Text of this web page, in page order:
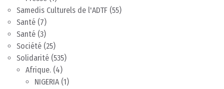
Samedis Culturels de l'ADTF (55)
Santé (7)
Santé (3)
Société (25)
Solidarité (535)
Afrique. (4)
NIGERIA(1)